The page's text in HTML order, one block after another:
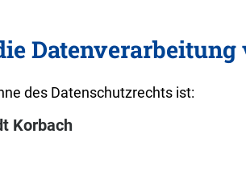
des Datenschutzrechts ist:
Korbach